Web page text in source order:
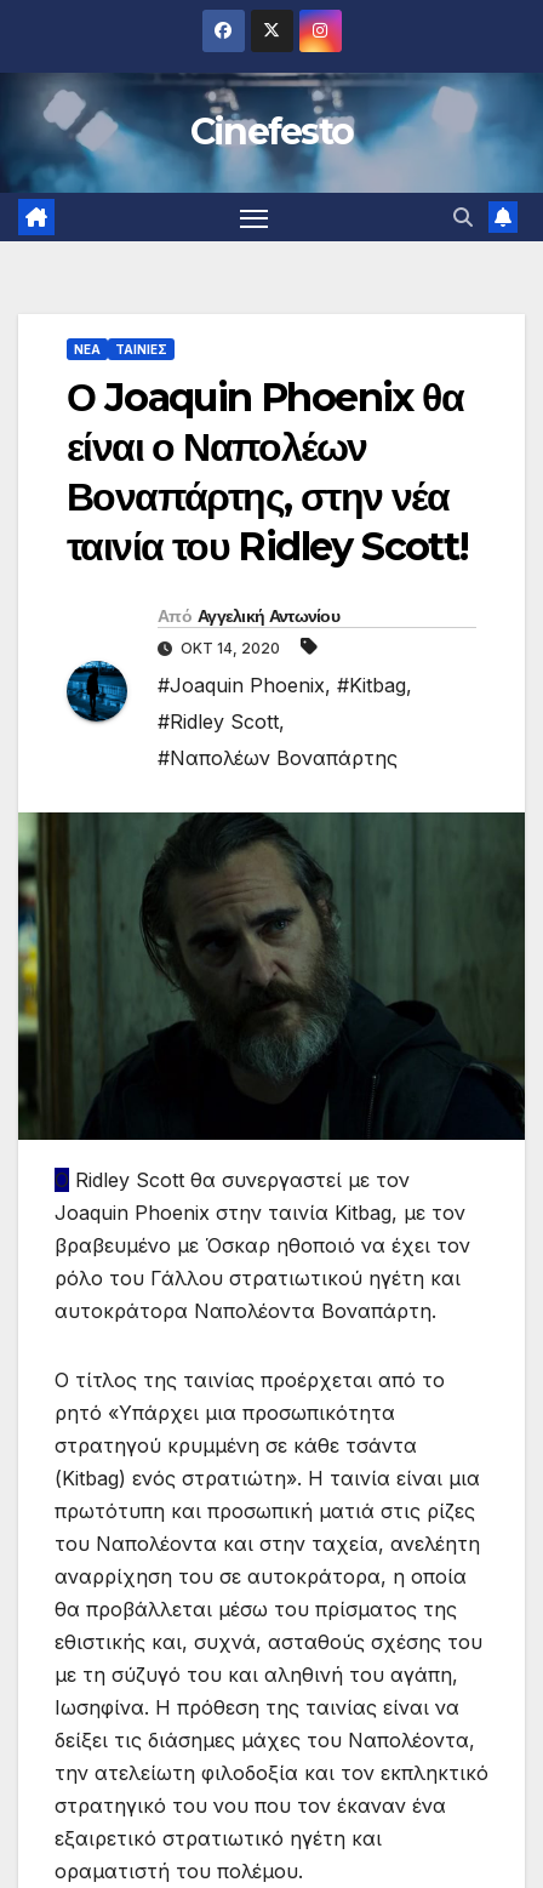
περιεχόμενο
Cinefesto
ΝΕΑ ΤΑΙΝΙΕΣ
Ο Joaquin Phoenix θα
είναι ο Ναπολέων
Βοναπάρτης, στην νέα
ταινία του Ridley Scott!
Από Αγγελική Αντωνίου
ΟΚΤ 14, 2020
#Joaquin Phoenix, #Kitbag,
#Ridley Scott,
#Ναπολέων Βοναπάρτης
Ο Ridley Scott θα συνεργαστεί με τον
Joaquin Phoenix στην ταινία Kitbag, με τον
βραβευμένο με Όσκαρ ηθοποιό να έχει τον
ρόλο του Γάλλου στρατιωτικού ηγέτη και
αυτοκράτορα Ναπολέοντα Βοναπάρτη.
Ο τίτλος της ταινίας προέρχεται από το
ρητό «Υπάρχει μια προσωπικότητα
στρατηγού κρυμμένη σε κάθε τσάντα
(Kitbag) ενός στρατιώτη». Η ταινία είναι μια
πρωτότυπη και προσωπική ματιά στις ρίζες
του Ναπολέοντα και στην ταχεία, ανελέητη
αναρρίχηση του σε αυτοκράτορα, η οποία
θα προβάλλεται μέσω του πρίσματος της
εθιστικής και, συχνά, ασταθούς σχέσης του
με τη σύζυγό του και αληθινή του αγάπη,
Ιωσηφίνα. Η πρόθεση της ταινίας είναι να
δείξει τις διάσημες μάχες του Ναπολέοντα,
την ατελείωτη φιλοδοξία και τον εκπληκτικό
στρατηγικό του νου που τον έκαναν ένα
εξαιρετικό στρατιωτικό ηγέτη και
οραματιστή του πολέμου.